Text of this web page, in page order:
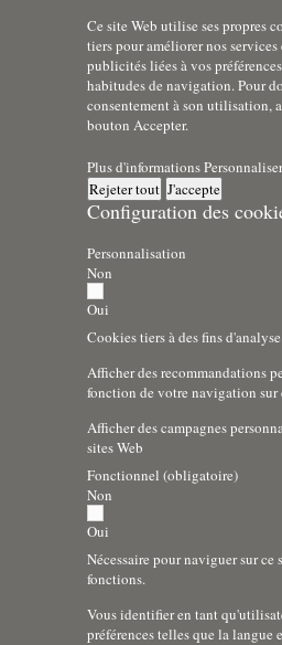
Ce site Web utilise ses propres
tiers pour améliorer nos
publicités liées à vos
habitudes de navigation. Pour
consentement à son utilisation,
bouton Accepter.
Plus d'informations
Rejeter tout J'accepte
Configuration des
Personnalisation
Non
Oui
Cookies tiers à des fins d'analyse.
Afficher des recommandations
fonction de votre navigation sur
Afficher des campagnes
sites Web
Fonctionnel (obligatoire)
Non
Oui
Nécessaire pour naviguer sur ce
fonctions.
Vous identifier en tant
préférences telles que la langue